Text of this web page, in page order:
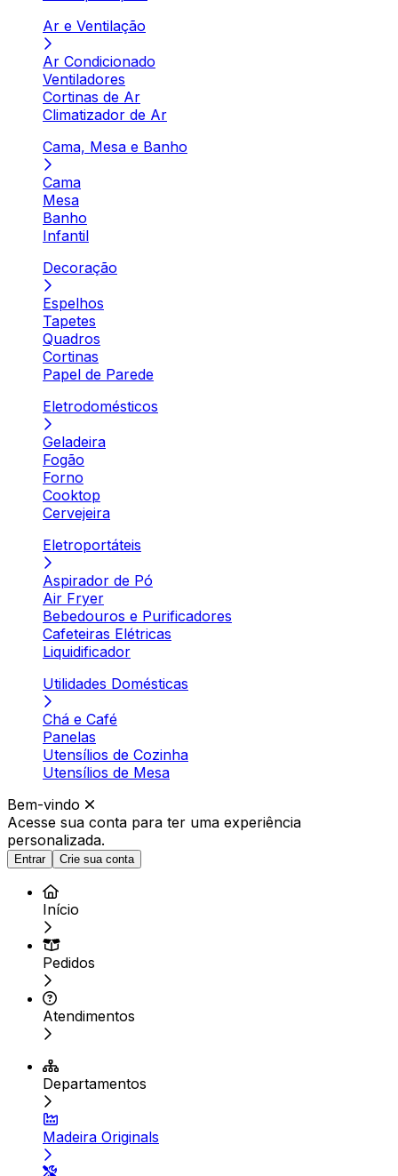
Ar e Ventilação
Ar Condicionado
Ventiladores
Cortinas de Ar
Climatizador de Ar
Cama, Mesa e Banho
Cama
Mesa
Banho
Infantil
Decoração
Espelhos
Tapetes
Quadros
Cortinas
Papel de Parede
Eletrodomésticos
Geladeira
Fogão
Forno
Cooktop
Cervejeira
Eletroportáteis
Aspirador de Pó
Air Fryer
Bebedouros e Purificadores
Cafeteiras Elétricas
Liquidificador
Utilidades Domésticas
Chá e Café
Panelas
Utensílios de Cozinha
Utensílios de Mesa
Bem-vindo
Acesse sua conta para ter uma experiência
personalizada.
Entrar Crie sua conta
Início
Pedidos
Atendimentos
Departamentos
Madeira Originals